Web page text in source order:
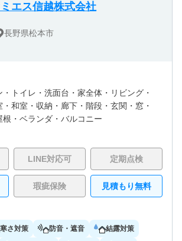
エス信越株式会社
長野県松本市
トイレ・ 洗面台・ 家全体・ リビング・
和室・ 収納・ 廊下・ 階段・ 玄関・ 窓・
根・ ベランダ・バルコニー
LINE対応可 定期点検
瑕疵保険 見積もり無料
寒さ対策 防音・遮音 結露対策